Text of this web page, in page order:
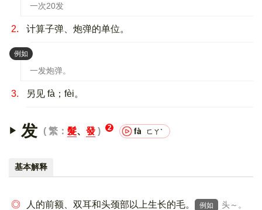
一次20发
2. 计算子弹、炮弹的单位。
例如 ：
一发炮弹。
3. 另见 fà；fèi。
发 繁： 髮、 發 2 fà ㄈㄚˋ
基本解释
◎ 人的前额、双耳和头颈部以上生长的毛。 例如
头～。